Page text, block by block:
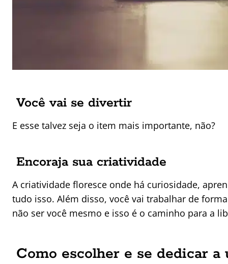
Você vai se divertir
E esse talvez seja o item mais importante, não?
Encoraja sua criatividade
A criatividade floresce onde há curiosidade,
tudo isso. Além disso, você vai trabalhar de
não ser você mesmo e isso é o caminho para a
Como escolher e se dedicar